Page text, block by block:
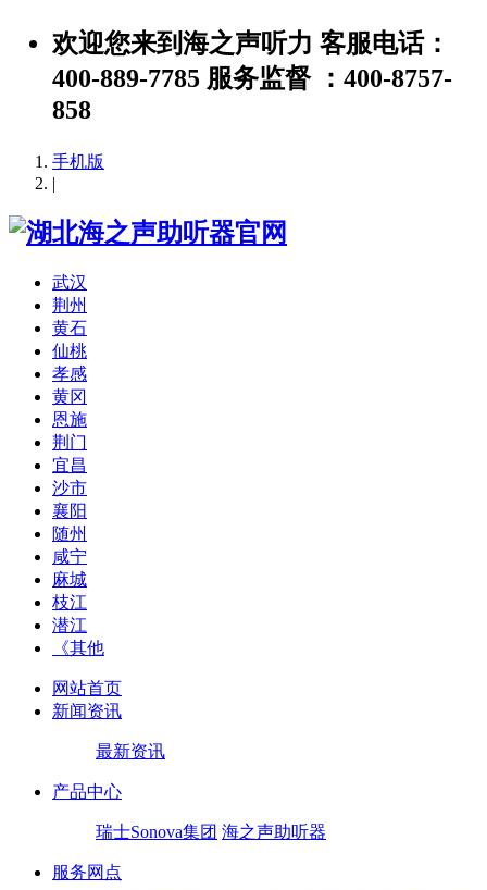
欢迎您来到海之声听力 客服电话：
400-889-7785 服务监督 ：400-8757-
858
手机版
|
武汉
荆州
黄石
仙桃
孝感
黄冈
恩施
荆门
宜昌
沙市
襄阳
随州
咸宁
麻城
枝江
潜江
《其他
网站首页
新闻资讯
最新资讯
产品中心
瑞士Sonova集团 海之声助听器
服务网点